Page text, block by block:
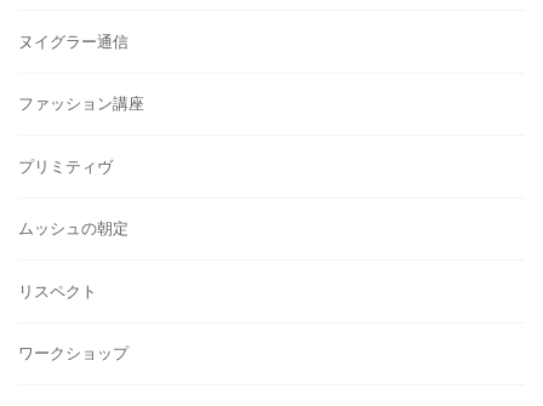
ヌイグラー通信
ファッション講座
プリミティヴ
ムッシュの朝定
リスペクト
ワークショップ